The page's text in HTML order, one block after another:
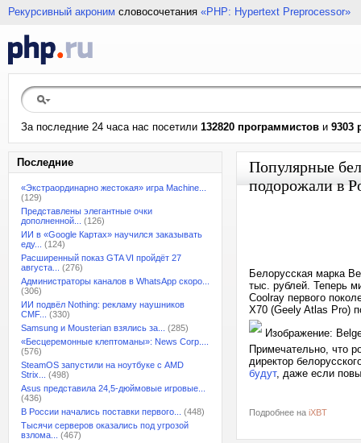
Рекурсивный акроним словосочетания «PHP: Hypertext Preprocessor»
За последние 24 часа нас посетили 132820 программистов и 9303
Последние
«Экстраординарно жестокая» игра Machine...
(129)
Представлены элегантные очки
дополненной...
(126)
ИИ в «Google Картах» научился заказывать
еду...
(124)
Расширенный показ GTA VI пройдёт 27
августа...
(276)
Администраторы каналов в WhatsApp скоро...
(306)
ИИ подвёл Nothing: рекламу наушников
CMF...
(330)
Samsung и Mousterian взялись за...
(285)
«Бесцеремонные клептоманы»: News Corp....
(576)
SteamOS запустили на ноутбуке с AMD
Strix...
(498)
Asus представила 24,5-дюймовые игровые...
(436)
В России начались поставки первого...
(448)
Тысячи серверов оказались под угрозой
взлома...
(467)
Популярные
подорожали в
Белорусская марка
тыс. рублей. Теперь
Coolray первого
X70 (Geely Atlas Pro)
Изображение:
Примечательно, что
директор
будут, даже если
Подробнее на iXBT